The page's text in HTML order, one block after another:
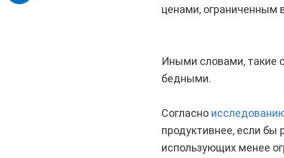
ценами, ограниченным
Иными словами, такие
бедными.
Согласно
продуктивнее, если бы
использующих менее